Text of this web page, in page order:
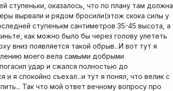
оказалось, что по плану там должна
вырвали и рядом бросили(этож скока силы у
ступенькм сантиметров 35-45 высота, а
как можно было бы через голову улететь
вниз появляется такой обрыв...И вот тут я
моего вела самыми добрыми
удар и сжался полностью до
я спокойно съехал...и тут я понял, что велик с
Так что мой ответ вечному вопросу про